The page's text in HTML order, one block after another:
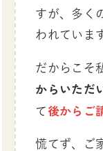
すが、多く
われていま
だからこそ
からいただ
て後からご
慌てず、ご